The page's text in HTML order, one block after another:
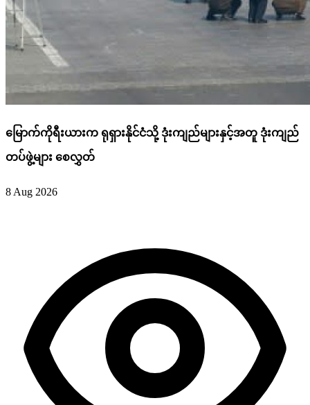
မြောက်ကိုရီးယားက ရုရှားနိုင်ငံသို့ ဒုံးကျည်များနှင့်အတူ ဒုံးကျည်
တပ်ဖွဲ့များ စေလွှတ်
8 Aug 2026